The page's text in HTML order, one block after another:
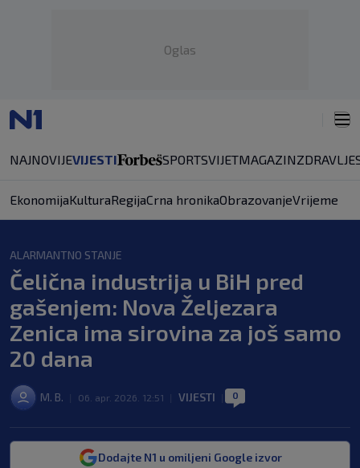
Oglas
NAJNOVIJEVIJESTI SPORTSVIJETMAGAZINZDRAVLJE
EkonomijaKulturaRegijaCrna hronikaObrazovanjeVrijeme
ALARMANTNO STANJE
Čelična industrija u BiH pred
gašenjem: Nova Željezara
Zenica ima sirovina za još samo
20 dana
M. B. 06. apr. 2026. 12:51 VIJESTI 0
Dodajte N1 u omiljeni Google izvor